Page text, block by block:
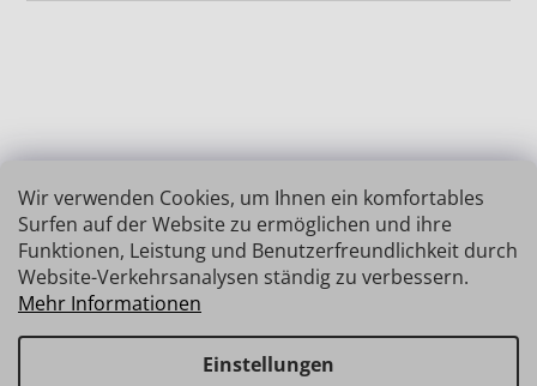
Wir verwenden Cookies, um Ihnen ein komfortables
Surfen auf der Website zu ermöglichen und ihre
Funktionen, Leistung und Benutzerfreundlichkeit durch
Website-Verkehrsanalysen ständig zu verbessern.
Mehr Informationen
Einstellungen